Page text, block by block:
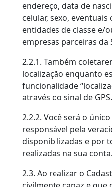
endereço, data de
celular, sexo, eventuais
entidades de classe e/
empresas parceiras da
2.2.1. Também
localização enquanto
funcionalidade
através do sinal de GPS.
2.2.2. Você será o
responsável pela
disponibilizadas e por
realizadas na sua conta.
2.3. Ao realizar o